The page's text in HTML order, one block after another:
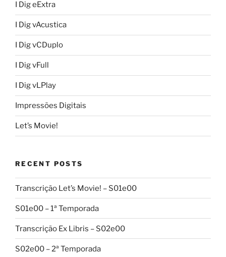
I Dig eExtra
I Dig vAcustica
I Dig vCDuplo
I Dig vFull
I Dig vLPlay
Impressões Digitais
Let’s Movie!
RECENT POSTS
Transcrição Let’s Movie! – S01e00
S01e00 – 1ª Temporada
Transcrição Ex Libris – S02e00
S02e00 – 2ª Temporada